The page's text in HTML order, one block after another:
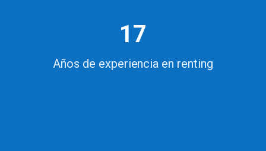
17
Años de experiencia en renting